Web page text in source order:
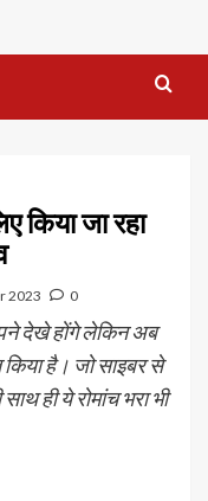
किया जा रहा
2023 0
देखे होंगे लेकिन अब
है। जो साइबर से
ही ये रोमांच भरा भी